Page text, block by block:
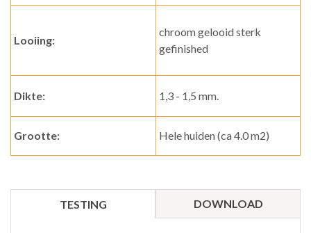
Looiing:
chroom gelooid sterk
gefinished
Dikte: 1,3 - 1,5 mm.
Grootte: Hele huiden (ca 4.0 m2)
TESTING DOWNLOAD